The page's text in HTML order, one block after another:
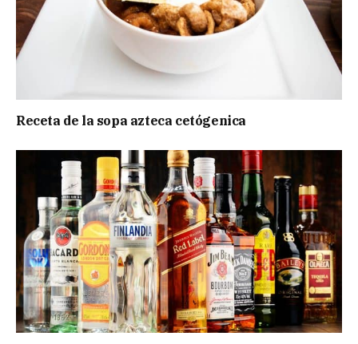
Receta de la sopa azteca cetógenica